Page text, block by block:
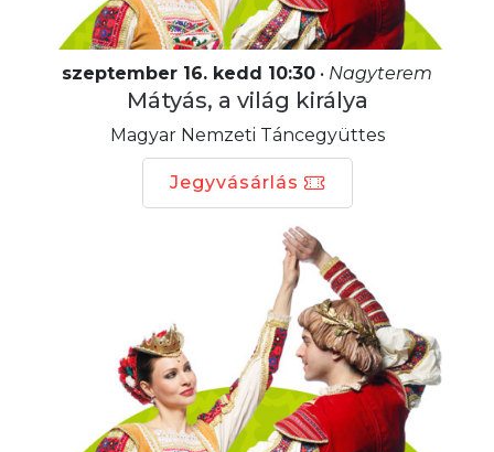
szeptember 16. kedd 10:30 • Nagyterem
Mátyás, a világ királya
Magyar Nemzeti Táncegyüttes
Jegyvásárlás